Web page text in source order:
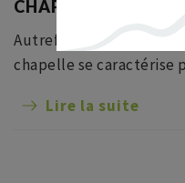
CHAPELLE SAINT-
Autrefois église du
chapelle se caractérise
Lire la suite